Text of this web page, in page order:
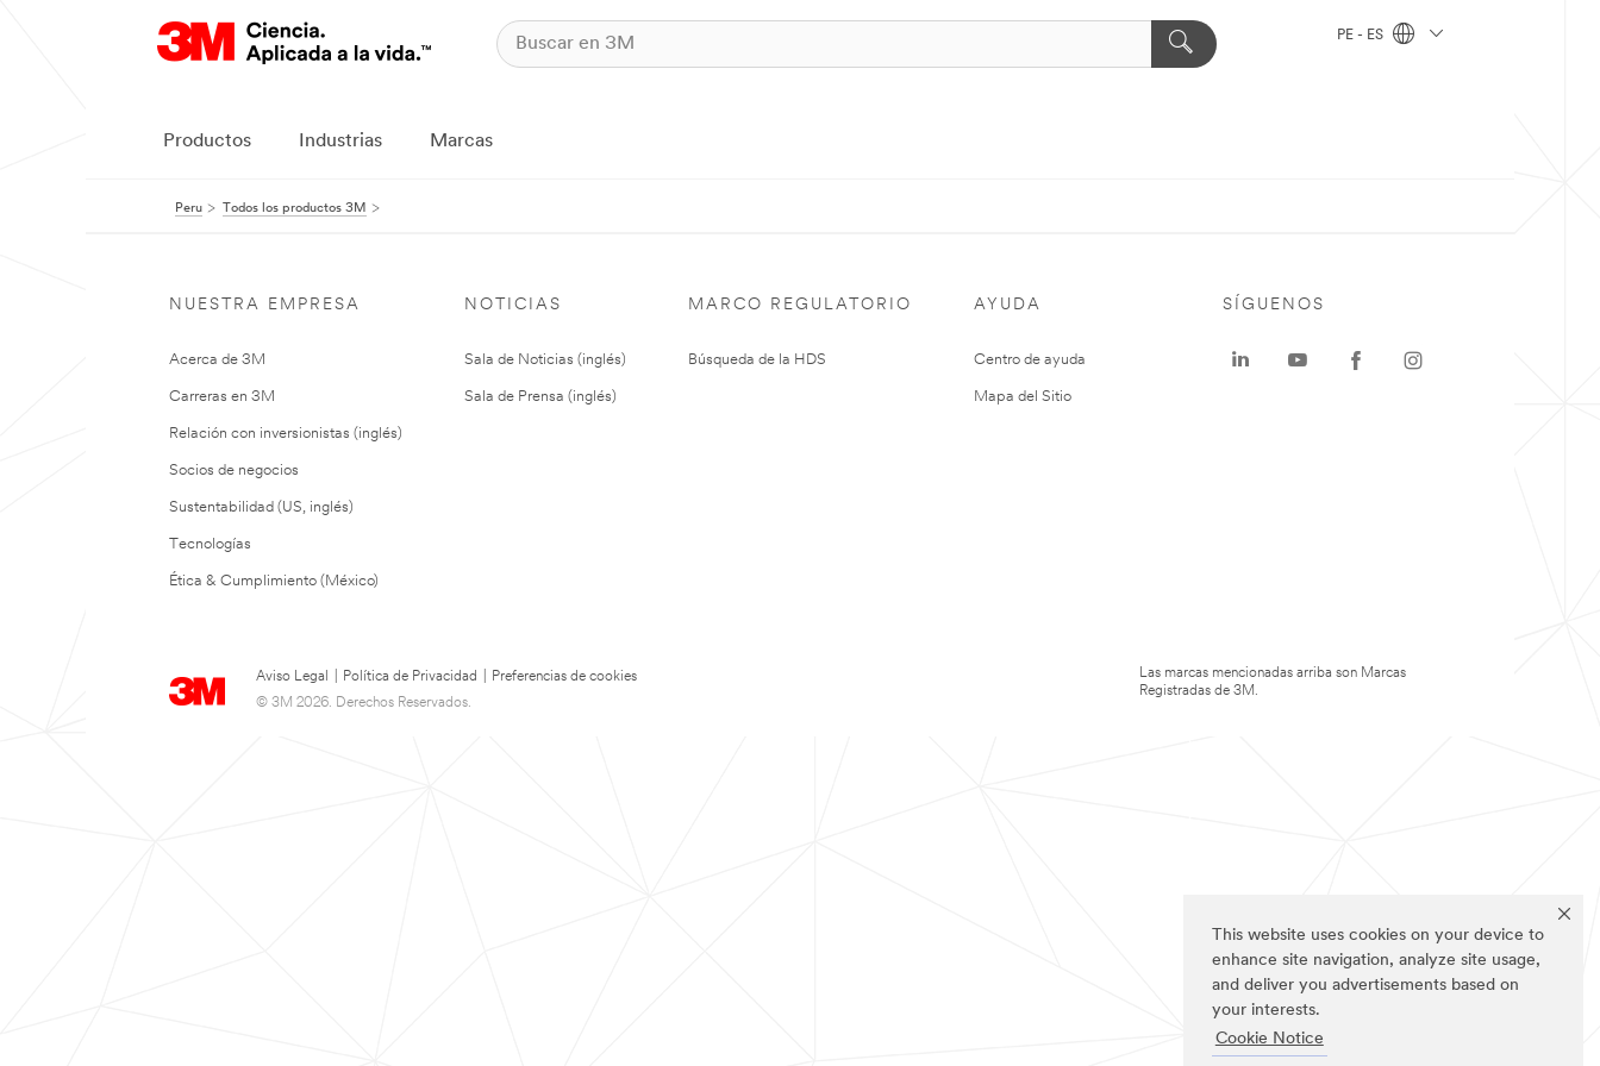
This website uses cookies on your device to
enhance site navigation, analyze site usage,
and deliver you advertisements based on
your interests.
Cookie Notice
PE - ES
Productos Industrias Marcas
Peru Todos los productos 3M
NUESTRA EMPRESA
Acerca de 3M
Carreras en 3M
Relación con inversionistas (inglés)
Socios de negocios
Sustentabilidad (US, inglés)
Tecnologías
Ética & Cumplimiento (México)
NOTICIAS
Sala de Noticias (inglés)
Sala de Prensa (inglés)
MARCO REGULATORIO
Búsqueda de la HDS
AYUDA
Centro de ayuda
Mapa del Sitio
Aviso Legal Política de Privacidad
Preferencias de cookies
© 3M 2026. Derechos Reservados.
SÍGUENOS
Las marcas mencionadas arriba son Marcas
Registradas de 3M.